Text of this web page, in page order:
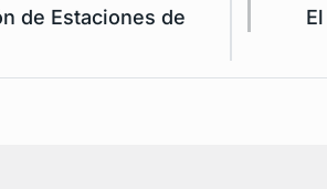
de Estaciones de